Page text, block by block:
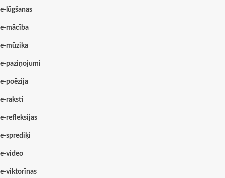
e-lūgšanas
e-mācība
e-mūzika
e-paziņojumi
e-poēzija
e-raksti
e-refleksijas
e-sprediķi
e-video
e-viktorīnas